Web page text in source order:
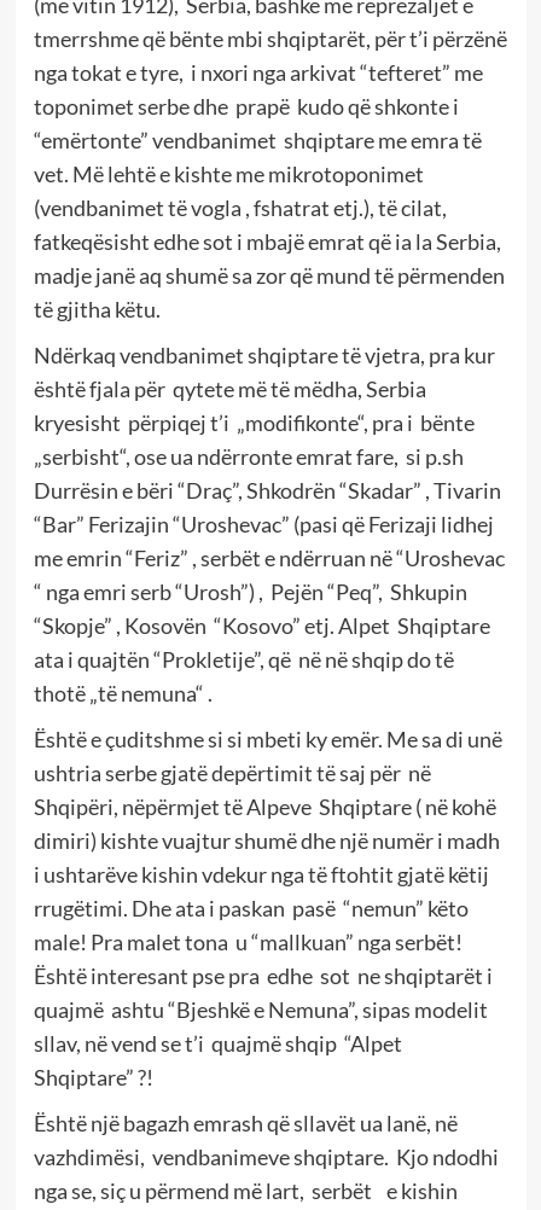
(më vitin 1912), Serbia, bashkë me reprezaljet e
tmerrshme që bënte mbi shqiptarët, për t’i përzënë
nga tokat e tyre, i nxori nga arkivat “tefteret” me
toponimet serbe dhe prapë kudo që shkonte i
“emërtonte” vendbanimet shqiptare me emra të
vet. Më lehtë e kishte me mikrotoponimet
(vendbanimet të vogla , fshatrat etj.), të cilat,
fatkeqësisht edhe sot i mbajë emrat që ia la Serbia,
madje janë aq shumë sa zor që mund të përmenden
të gjitha këtu.
Ndërkaq vendbanimet shqiptare të vjetra, pra kur
është fjala për qytete më të mëdha, Serbia
kryesisht përpiqej t’i „modifikonte“, pra i bënte
„serbisht“, ose ua ndërronte emrat fare, si p.sh
Durrësin e bëri “Draç”, Shkodrën “Skadar” , Tivarin
“Bar” Ferizajin “Uroshevac” (pasi që Ferizaji lidhej
me emrin “Feriz” , serbët e ndërruan në “Uroshevac
“ nga emri serb “Urosh”) , Pejën “Peq”, Shkupin
“Skopje” , Kosovën “Kosovo” etj. Alpet Shqiptare
ata i quajtën “Prokletije”, që në në shqip do të
thotë „të nemuna“ .
Është e çuditshme si si mbeti ky emër. Me sa di unë
ushtria serbe gjatë depërtimit të saj për në
Shqipëri, nëpërmjet të Alpeve Shqiptare ( në kohë
dimiri) kishte vuajtur shumë dhe një numër i madh
i ushtarëve kishin vdekur nga të ftohtit gjatë këtij
rrugëtimi. Dhe ata i paskan pasë “nemun” këto
male! Pra malet tona u “mallkuan” nga serbët!
Është interesant pse pra edhe sot ne shqiptarët i
quajmë ashtu “Bjeshkë e Nemuna”, sipas modelit
sllav, në vend se t’i quajmë shqip “Alpet
Shqiptare” ?!
Është një bagazh emrash që sllavët ua lanë, në
vazhdimësi, vendbanimeve shqiptare. Kjo ndodhi
nga se, siç u përmend më lart, serbët e kishin